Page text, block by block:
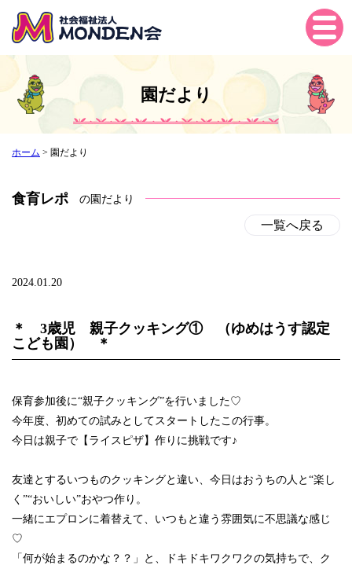
Tog
gle
gati
on
園だより
ホーム > 園だより
食育レポ の園だより
一覧へ戻る
2024.01.20
＊ 3歳児 親子クッキング① （ゆめはうす認定
こども園） ＊
保育参加後に“親子クッキング”を行いました♡
今年度、初めての試みとしてスタートしたこの行事。
今日は親子で【ライスピザ】作りに挑戦です♪
友達とするいつものクッキングと違い、今日はおうちの人と“楽し
く”“おいしい”おやつ作り。
一緒にエプロンに着替えて、いつもと違う雰囲気に不思議な感じ
♡
「何が始まるのかな？？」と、ドキドキワクワクの気持ちで、ク